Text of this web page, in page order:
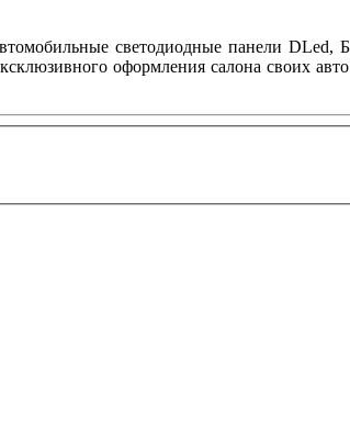
светодиодные панели DLed,
оформления салона своих